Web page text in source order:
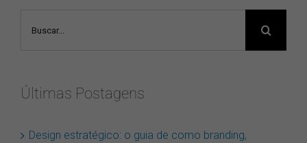
Últimas Postagens
Design estratégico: o guia de como branding,